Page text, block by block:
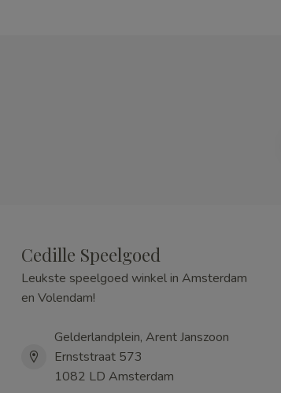
Cedille Speelgoed
Leukste speelgoed winkel in Amsterdam
en Volendam!
Gelderlandplein, Arent Janszoon
Ernststraat 573
1082 LD Amsterdam